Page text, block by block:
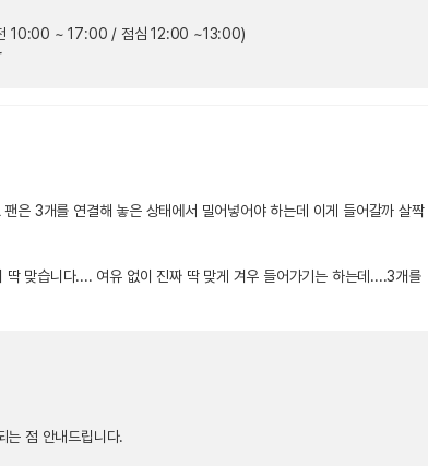
10:00 ~ 17:00 / 점심 12:00 ~13:00)
은 3개를 연결해 놓은 상태에서 밀어넣어야 하는데 이게 들어갈까 살짝
맞습니다.... 여유 없이 진짜 딱 맞게 겨우 들어가기는 하는데....3개를
는 점 안내드립니다.